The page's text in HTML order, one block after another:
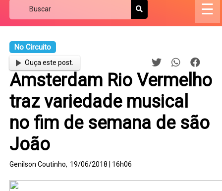
☰
No Circuito
Ouça este post.
Amsterdam Rio Vermelho
traz variedade musical
no fim de semana de são
João
Genilson Coutinho, 19/06/2018 | 16h06